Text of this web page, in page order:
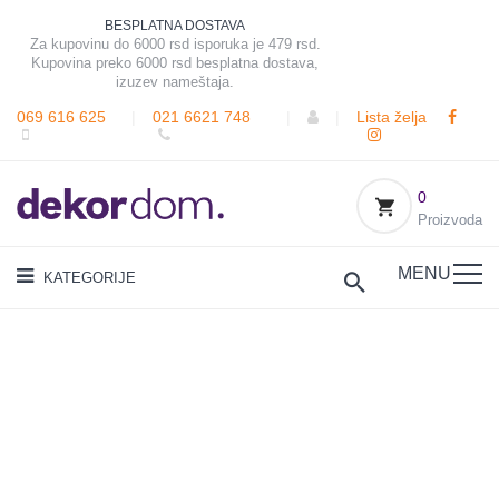
BESPLATNA DOSTAVA
Za kupovinu do 6000 rsd isporuka je 479 rsd.
Kupovina preko 6000 rsd besplatna dostava,
izuzev nameštaja.
069 616 625 021 6621 748 Lista želja
0
Proizvoda
KATEGORIJE MENU